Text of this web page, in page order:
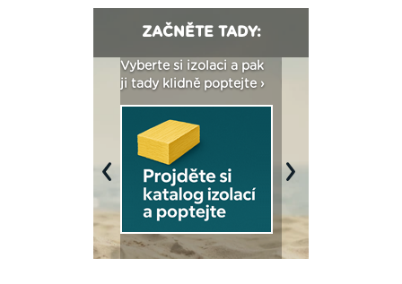
ZAČNĚTE TADY:
Vyberte si izolaci a pak
ji tady klidně poptejte ›
Previous Next